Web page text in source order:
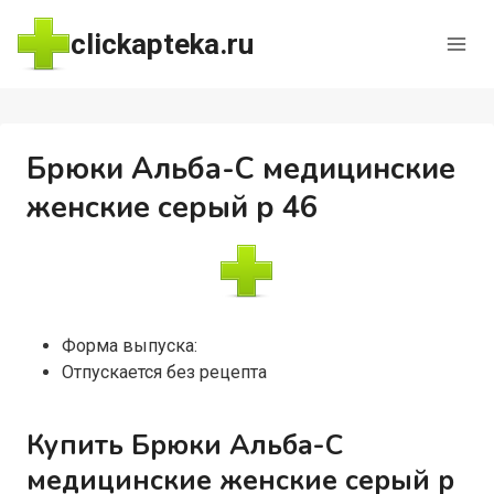
Перейти
содержимому
clickapteka.ru
Брюки Альба-С медицинские
женские серый р 46
Форма выпуска:
Отпускается без рецепта
Купить Брюки Альба-С
медицинские женские серый р